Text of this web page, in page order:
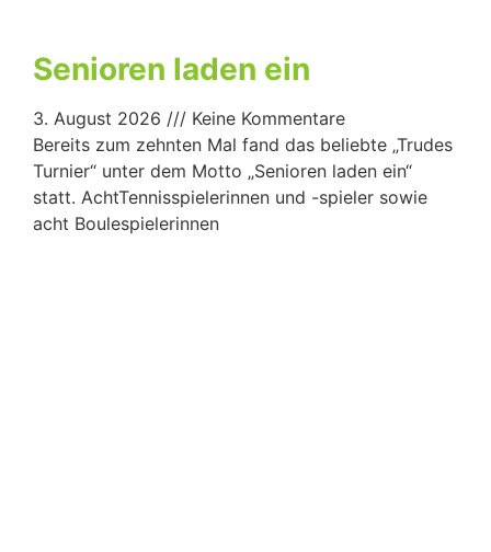
Senioren laden ein
3. August 2026
Keine Kommentare
Bereits zum zehnten Mal fand das beliebte „Trudes
Turnier“ unter dem Motto „Senioren laden ein“
statt. AchtTennisspielerinnen und -spieler sowie
acht Boulespielerinnen